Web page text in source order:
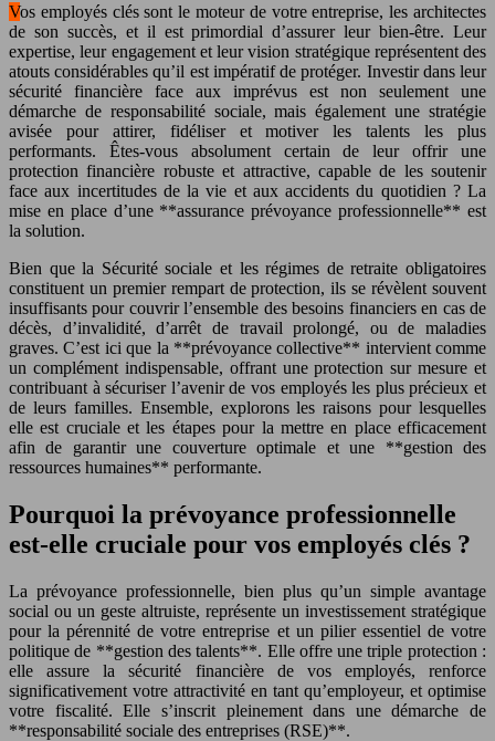
Vos employés clés sont le moteur de votre entreprise, les architectes
de son succès, et il est primordial d’assurer leur bien-être. Leur
expertise, leur engagement et leur vision stratégique représentent des
atouts considérables qu’il est impératif de protéger. Investir dans leur
sécurité financière face aux imprévus est non seulement une
démarche de responsabilité sociale, mais également une stratégie
avisée pour attirer, fidéliser et motiver les talents les plus
performants. Êtes-vous absolument certain de leur offrir une
protection financière robuste et attractive, capable de les soutenir
face aux incertitudes de la vie et aux accidents du quotidien ? La
mise en place d’une **assurance prévoyance professionnelle** est
la solution.
Bien que la Sécurité sociale et les régimes de retraite obligatoires
constituent un premier rempart de protection, ils se révèlent souvent
insuffisants pour couvrir l’ensemble des besoins financiers en cas de
décès, d’invalidité, d’arrêt de travail prolongé, ou de maladies
graves. C’est ici que la **prévoyance collective** intervient comme
un complément indispensable, offrant une protection sur mesure et
contribuant à sécuriser l’avenir de vos employés les plus précieux et
de leurs familles. Ensemble, explorons les raisons pour lesquelles
elle est cruciale et les étapes pour la mettre en place efficacement
afin de garantir une couverture optimale et une **gestion des
ressources humaines** performante.
Pourquoi la prévoyance professionnelle
est-elle cruciale pour vos employés clés ?
La prévoyance professionnelle, bien plus qu’un simple avantage
social ou un geste altruiste, représente un investissement stratégique
pour la pérennité de votre entreprise et un pilier essentiel de votre
politique de **gestion des talents**. Elle offre une triple protection :
elle assure la sécurité financière de vos employés, renforce
significativement votre attractivité en tant qu’employeur, et optimise
votre fiscalité. Elle s’inscrit pleinement dans une démarche de
**responsabilité sociale des entreprises (RSE)**.